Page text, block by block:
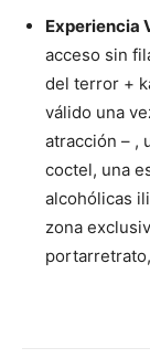
Experiencia
acceso sin
del terror +
válido una
atracción – ,
coctel, una
alcohólicas
zona